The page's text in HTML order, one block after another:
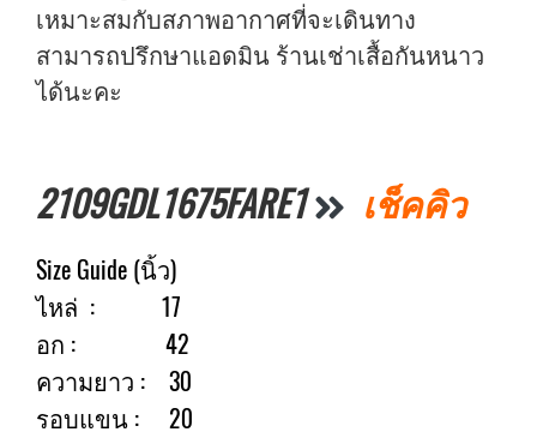
เหมาะสมกับสภาพอากาศที่จะเดินทาง
สามารถปรึกษาแอดมิน ร้านเช่าเสื้อกันหนาว
ได้นะคะ
2109GDL1675FARE1 เช็คคิว
Size Guide (นิ้ว)
ไหล่ : 17
อก : 42
ความยาว : 30
รอบแขน : 20